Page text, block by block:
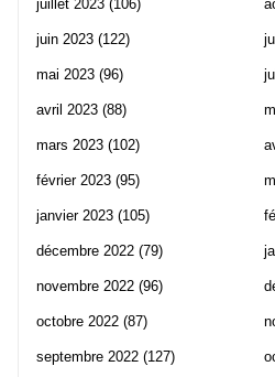
juillet 2023 (106)
juin 2023 (122)
mai 2023 (96)
avril 2023 (88)
mars 2023 (102)
février 2023 (95)
janvier 2023 (105)
décembre 2022 (79)
novembre 2022 (96)
octobre 2022 (87)
septembre 2022 (127)